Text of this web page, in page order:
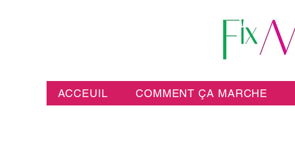
ACCEUIL COMMENT ÇA MARCHE